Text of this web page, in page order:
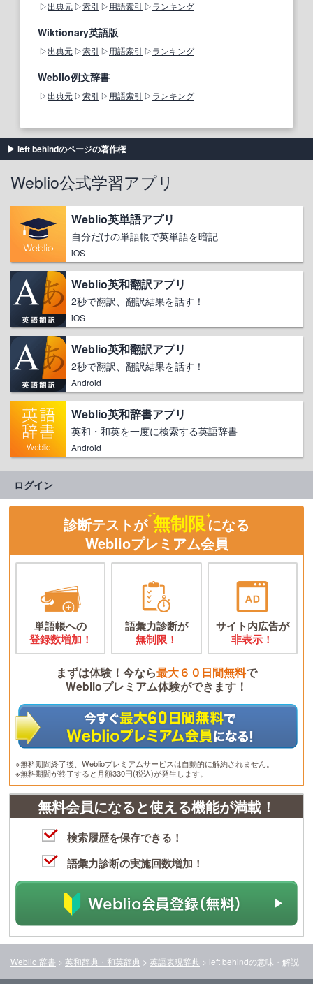
出典元 索引 用語索引 ランキング
Wiktionary英語版
出典元 索引 用語索引 ランキング
Weblio例文辞書
出典元 索引 用語索引 ランキング
left behindのページの著作権
Weblio公式学習アプリ
Weblio英単語アプリ
自分だけの単語帳で英単語を暗記
iOS
Weblio英和翻訳アプリ
2秒で翻訳、翻訳結果を話す！
iOS
Weblio英和翻訳アプリ
2秒で翻訳、翻訳結果を話す！
Android
Weblio英和辞書アプリ
英和・和英を一度に検索する英語辞書
Android
ログイン
診断テストが 無制限になる
Weblioプレミアム会員
単語帳への
登録数増加！
語彙力診断が
無制限！
サイト内広告が
非表示！
まずは体験！今なら最大６０日間無料で
Weblioプレミアム体験ができます！
※無料期間終了後、Weblioプレミアムサービスは自動的に解約されません。
※無料期間が終了すると月額330円(税込)が発生します。
無料会員になると使える機能が満載！
検索履歴を保存できる！
語彙力診断の実施回数増加！
Weblio 辞書 > 英和辞典・和英辞典 > 英語表現辞典 > left behindの意味・解説